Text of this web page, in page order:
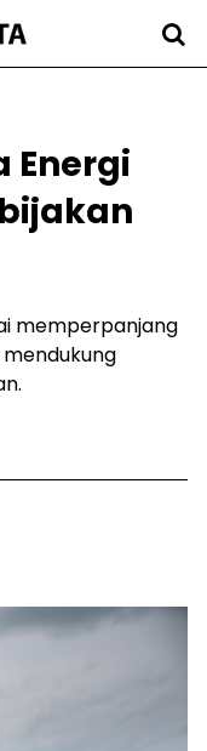
Energi
memperpanjang